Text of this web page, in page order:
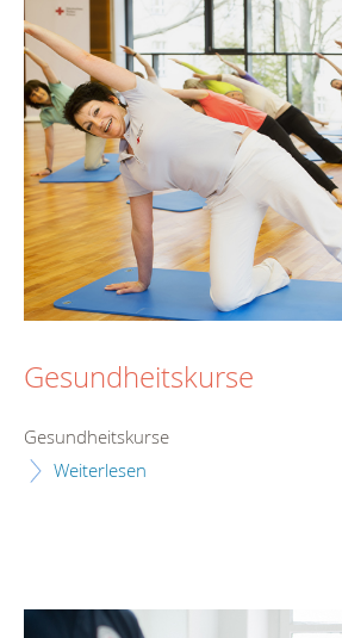
Gesundheitskurse
Gesundheitskurse
Weiterlesen